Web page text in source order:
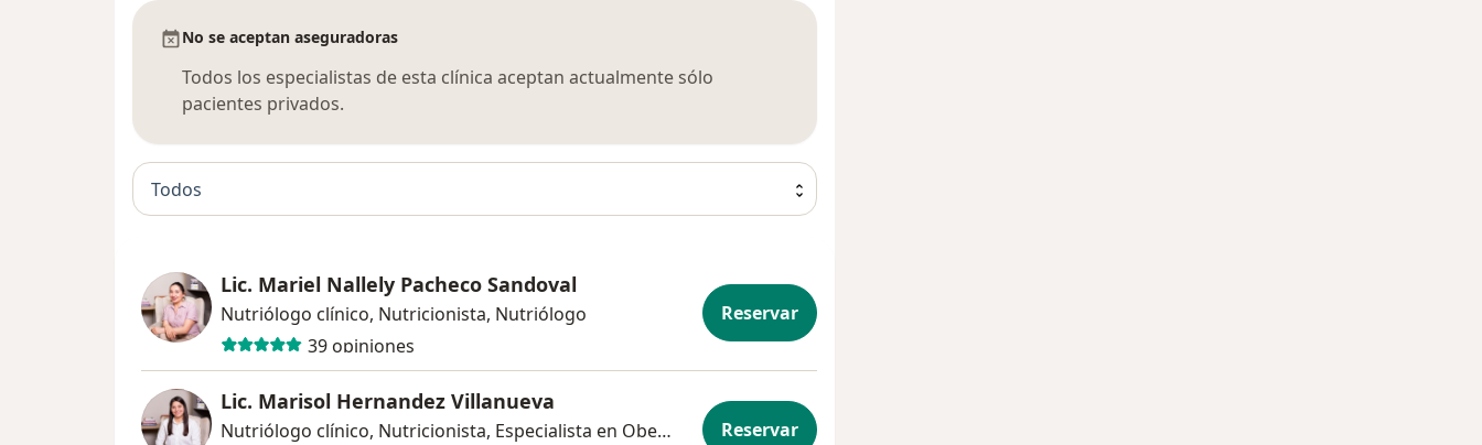
No se aceptan aseguradoras
Todos los especialistas de esta clínica aceptan actualmente sólo
pacientes privados.
Todos
Lic. Mariel Nallely Pacheco Sandoval
Nutriólogo clínico, Nutricionista, Nutriólogo
39 opiniones
Reservar
Lic. Marisol Hernandez Villanueva
Nutriólogo clínico, Nutricionista, Especialista en Obesidad y Delgadez
Reservar